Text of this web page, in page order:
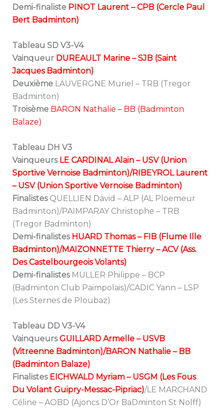
Demi-finaliste PINOT Laurent – CPB (Cercle Paul
Bert Badminton)
Tableau SD V3-V4
Vainqueur DUREAULT Marine – SJB (Saint
Jacques Badminton)
DeuxièmeLAUVERGNE Muriel – TRB (Tregor
Badminton)
Troisème BARON Nathalie – BB (Badminton
Balaze)
Tableau DH V3
Vainqueurs LE CARDINAL Alain – USV (Union
Sportive Vernoise Badminton)/RIBEYROL Laurent
– USV (Union Sportive Vernoise Badminton)
FinalistesQUELLIEN David – ALP (AL Ploemeur
Badminton)/PAIMPARAY Christophe – TRB
(Tregor Badminton)
Demi-finalistes HUARD Thomas – FIB (Flume Ille
Badminton)/MAIZONNETTE Thierry – ACV (Ass.
Des Castelbourgeois Volants)
Demi-finalistesMULLER Philippe – BCP
(Badminton Club Paimpolais)/CADIC Yann – LSP
(Les Sternes de Ploubaz)
Tableau DD V3-V4
VainqueursGUILLARD Armelle – USVB
(Vitreenne Badminton)/BARON Nathalie – BB
(Badminton Balaze)
Finalistes EICHWALD Myriam – USGM (Les Fous
Du Volant Guipry-Messac-Pipriac)/LE MARCHAND
Céline – AOBD (Ajoncs D’Or BaDminton St Nolff)